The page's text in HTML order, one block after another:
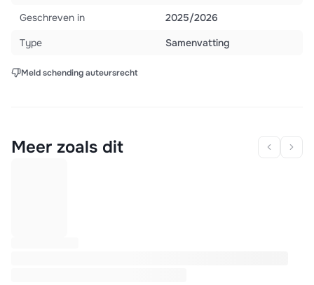
Geschreven in
2025/2026
Type
Samenvatting
Meld schending auteursrecht
Meer zoals dit